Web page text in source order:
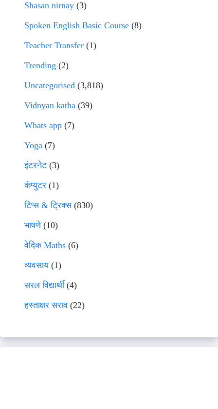
Shasan nirnay (3)
Spoken English Basic Course (8)
Teacher Transfer (1)
Trending (2)
Uncategorised (3,818)
Vidnyan katha (39)
Whats app (7)
Yoga (7)
इंटरनेट(3)
कंप्युटर (1)
टिप्स & ट्रिक्स(830)
भाषणे(10)
वेदिक Maths (6)
व्यवसाय(1)
सरल विद्यार्थी(4)
हस्ताक्षर सराव (22)